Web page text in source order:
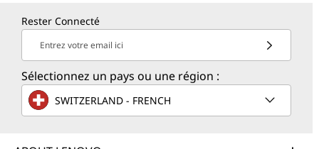
Rester Connecté
Entrez votre email ici
Sélectionnez un pays ou une région :
SWITZERLAND - FRENCH